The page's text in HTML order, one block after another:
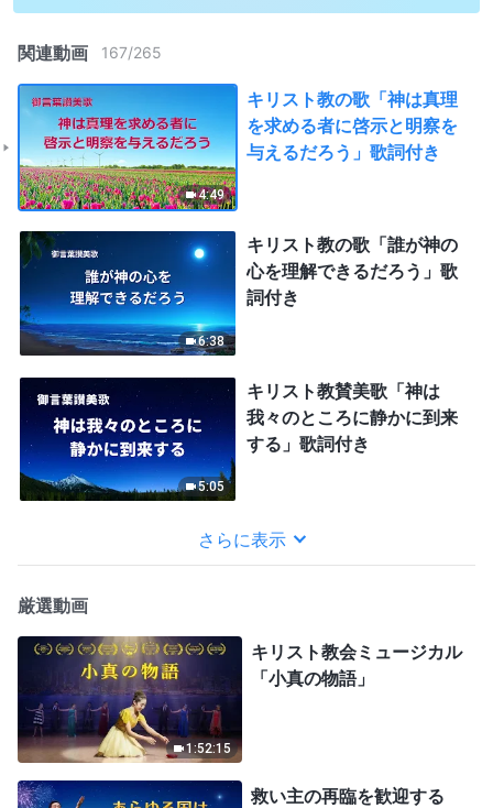
関連動画 167/265
4:49
キリスト教の歌「神は真理
を求める者に啓示と明察を
与えるだろう」歌詞付き
6:38
キリスト教の歌「誰が神の
心を理解できるだろう」歌
詞付き
5:05
キリスト教賛美歌「神は
我々のところに静かに到来
する」歌詞付き
さらに表示
厳選動画
1:52:15
キリスト教会ミュージカル
「小真の物語」
救い主の再臨を歓迎する